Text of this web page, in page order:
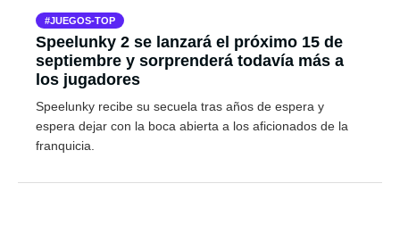
JUEGOS-TOP
Speelunky 2 se lanzará el próximo 15 de
septiembre y sorprenderá todavía más a
los jugadores
Speelunky recibe su secuela tras años de espera y
espera dejar con la boca abierta a los aficionados de la
franquicia.